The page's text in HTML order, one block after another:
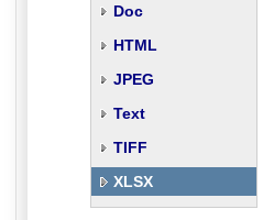
Doc
HTML
JPEG
Text
TIFF
XLSX